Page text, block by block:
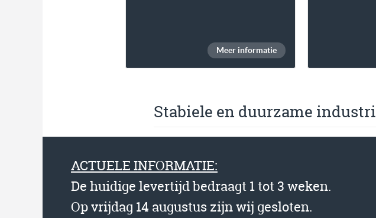
Meer informatie
Stabiele en duurzame
ACTUELE INFORMATIE:
De huidige levertijd bedraagt 1 tot 3 weken.
Op vrijdag 14 augustus zijn wij gesloten.